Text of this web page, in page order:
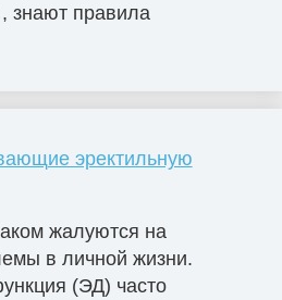
знают правила
эректильную
жалуются на
в личной жизни.
(ЭД) часто